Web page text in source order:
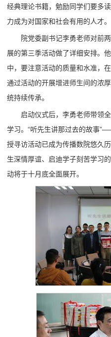
经典理论书籍，勉励同学们要多
力成为对国家和社会有用的人才。
院党委副书记李勇老师对前
展的第三季活动做了详细安排。
中，要注意活动的质量和水准，
通过活动的开展增进师生间的浓
统持续传承。
启动仪式后，李勇老师带领
学习。“听先生讲那过去的故事
授寻访活动已成为传播数院悠久
生深情厚谊、启迪学子刻苦学习
动将于十月底全面展开。